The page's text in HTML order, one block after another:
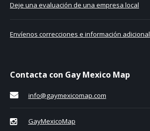
Deje una evaluación de una empresa local
Envíenos correcciones e información adicional
Contacta con Gay Mexico Map
info@gaymexicomap.com
GayMexicoMap